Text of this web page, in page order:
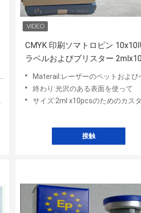
CMYK 印刷ソマトロピン
ラベルおよびブリスター 2mlx10
が付いている箱
Materail:レーザーのペットおよびペー
終わり:光沢のある表面を使って
サイズ:2ml x10pcsのためのカスタマイズされた
接触